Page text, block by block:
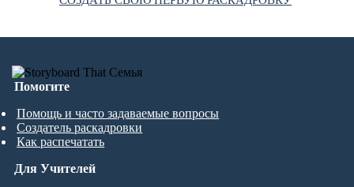
Помогите
Помощь и часто задаваемые вопросы
Создатель раскадровки
Как распечатать
Для Учителей